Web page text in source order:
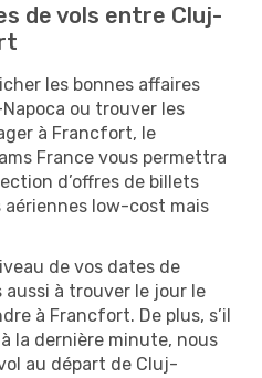
de vols entre Cluj-
les bonnes affaires
ou trouver les
à Francfort, le
France vous permettra
d’offres de billets
aériennes low-cost mais
de vos dates de
à trouver le jour le
à Francfort. De plus, s’il
la dernière minute, nous
au départ de Cluj-